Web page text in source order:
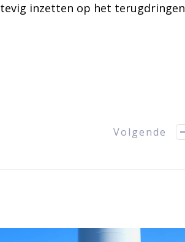
inzetten op het terugdringen
Volgende